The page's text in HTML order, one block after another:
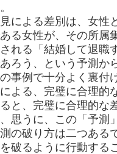
による差別は、女性
る女性が、その所属
れる「結婚して退職
ろう、という予測か
事例で十分よく裏付
よる、完璧に合理的
と、完璧に合理的な
思うに、この「予測
の破り方は二つある
破るように行動する